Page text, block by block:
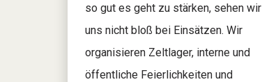
so gut es geht zu stärken, sehen wir
uns nicht bloß bei Einsätzen. Wir
organisieren Zeltlager, interne und
öffentliche Feierlichkeiten und